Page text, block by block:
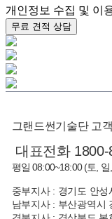
개인정보 수집 및 이
무료 견적 상담
그랜드썬기술단 고
대표전화 1800-
평일 08:00~18:00 (토,
중부지사 : 경기도 안
남부지사 : 부산광역시